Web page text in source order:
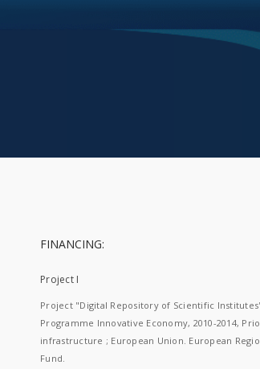
FINANCING:
Project I
Project "Digital Repository of Scientific
Programme Innovative Economy, 2010-2014,
infrastructure ; European Union. European
Fund.